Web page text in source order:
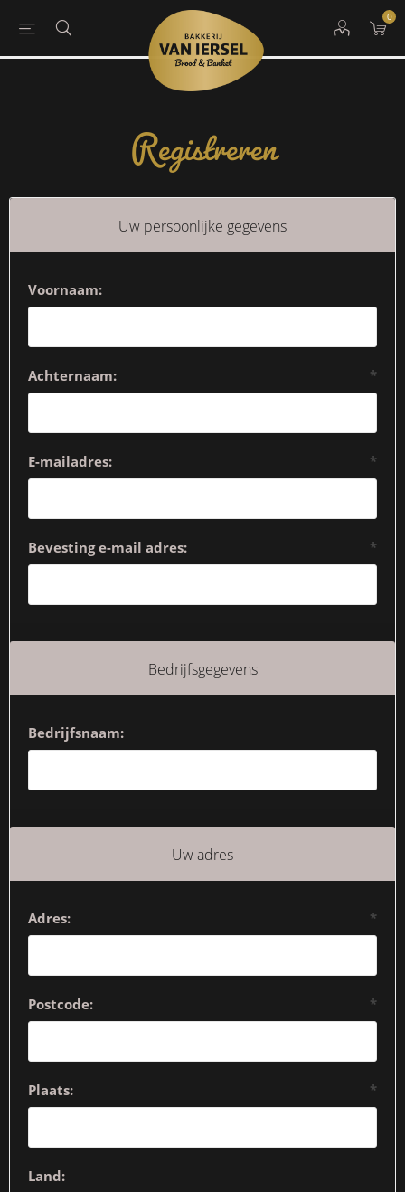
0
Registreren
Uw persoonlijke gegevens
Voornaam:
Achternaam: *
E-mailadres: *
Bevesting e-mail adres: *
Bedrijfsgegevens
Bedrijfsnaam:
Uw adres
Adres: *
Postcode: *
Plaats: *
Land: